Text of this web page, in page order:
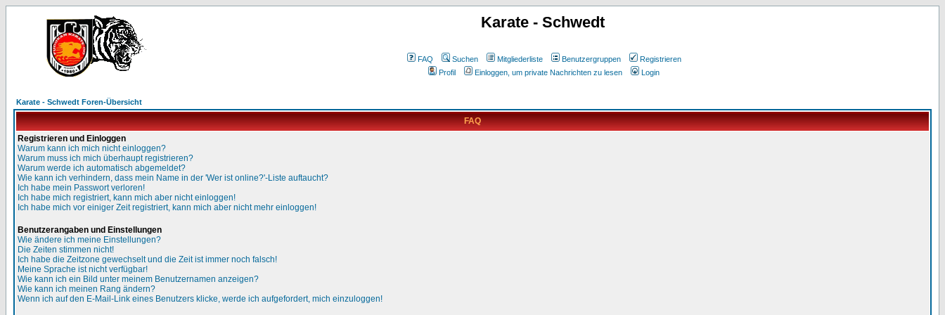
Karate - Schwedt
FAQ Suchen Mitgliederliste Benutzergruppen
Registrieren
Profil
Einloggen, um private Nachrichten zu lesen Login
Karate - Schwedt Foren-Übersicht
FAQ
Registrieren und Einloggen
Warum kann ich mich nicht einloggen?
Warum muss ich mich überhaupt registrieren?
Warum werde ich automatisch abgemeldet?
Wie kann ich verhindern, dass mein Name in der 'Wer ist online?'-Liste auftaucht?
Ich habe mein Passwort verloren!
Ich habe mich registriert, kann mich aber nicht einloggen!
Ich habe mich vor einiger Zeit registriert, kann mich aber nicht mehr einloggen!
Benutzerangaben und Einstellungen
Wie ändere ich meine Einstellungen?
Die Zeiten stimmen nicht!
Ich habe die Zeitzone gewechselt und die Zeit ist immer noch falsch!
Meine Sprache ist nicht verfügbar!
Wie kann ich ein Bild unter meinem Benutzernamen anzeigen?
Wie kann ich meinen Rang ändern?
Wenn ich auf den E-Mail-Link eines Benutzers klicke, werde ich aufgefordert, mich einzuloggen!